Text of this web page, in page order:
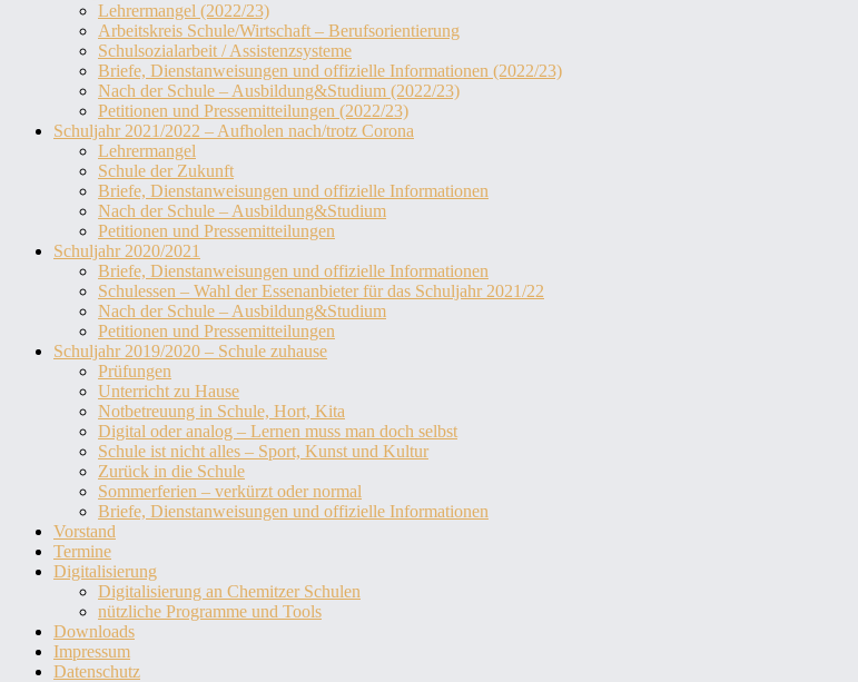
Lehrermangel (2022/23)
Arbeitskreis Schule/Wirtschaft – Berufsorientierung
Schulsozialarbeit / Assistenzsysteme
Briefe, Dienstanweisungen und offizielle Informationen (2022/23)
Nach der Schule – Ausbildung&Studium (2022/23)
Petitionen und Pressemitteilungen (2022/23)
Schuljahr 2021/2022 – Aufholen nach/trotz Corona
Lehrermangel
Schule der Zukunft
Briefe, Dienstanweisungen und offizielle Informationen
Nach der Schule – Ausbildung&Studium
Petitionen und Pressemitteilungen
Schuljahr 2020/2021
Briefe, Dienstanweisungen und offizielle Informationen
Schulessen – Wahl der Essenanbieter für das Schuljahr 2021/22
Nach der Schule – Ausbildung&Studium
Petitionen und Pressemitteilungen
Schuljahr 2019/2020 – Schule zuhause
Prüfungen
Unterricht zu Hause
Notbetreuung in Schule, Hort, Kita
Digital oder analog – Lernen muss man doch selbst
Schule ist nicht alles – Sport, Kunst und Kultur
Zurück in die Schule
Sommerferien – verkürzt oder normal
Briefe, Dienstanweisungen und offizielle Informationen
Vorstand
Termine
Digitalisierung
Digitalisierung an Chemitzer Schulen
nützliche Programme und Tools
Downloads
Impressum
Datenschutz